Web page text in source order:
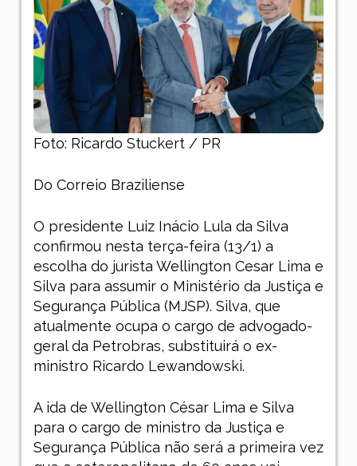
Foto: Ricardo Stuckert / PR
Do Correio Braziliense
O presidente Luiz Inácio Lula da Silva
confirmou nesta terça-feira (13/1) a
escolha do jurista Wellington Cesar Lima e
Silva para assumir o Ministério da Justiça e
Segurança Pública (MJSP). Silva, que
atualmente ocupa o cargo de advogado-
geral da Petrobras, substituirá o ex-
ministro Ricardo Lewandowski.
A ida de Wellington César Lima e Silva
para o cargo de ministro da Justiça e
Segurança Pública não será a primeira vez